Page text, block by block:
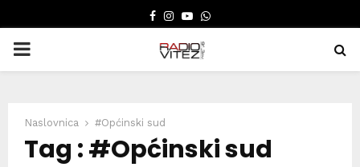
FACEBOOK
INSTAGRAM
YOUTUBE
WHATSAPP
PRIMARY
Naslovnica #Općinski sud
Tag : #Općinski sud